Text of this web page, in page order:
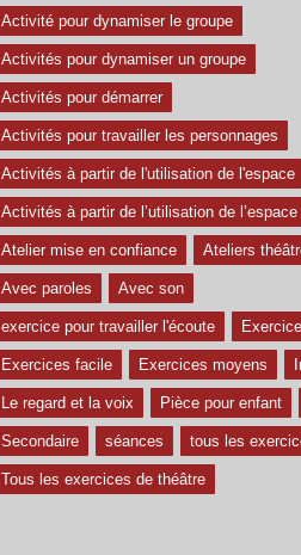
Activité pour dynamiser le groupe
Activités pour dynamiser un groupe
Activités pour démarrer
Activités pour travailler les personnages
Activités à partir de l'utilisation de l'espace
Activités à partir de l’utilisation de l’espace
Atelier mise en confiance Ateliers
Avec paroles Avec son
exercice pour travailler l'écoute
Exercices facile Exercices moyens
Le regard et la voix Pièce pour enfant
Secondaire séances tous les
Tous les exercices de théâtre